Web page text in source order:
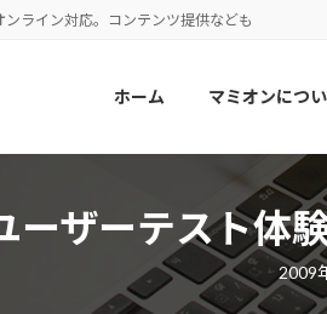
ライン対応。コンテンツ提供なども
ホーム マミオンにつ
ーザーテスト体
2009